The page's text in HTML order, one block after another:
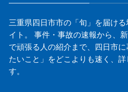
三重県四日市市の「旬」を届け
イト。 事件・事故の速報から、
で頑張る人の紹介まで、四日市
たいこと」をどこよりも速く、
す。